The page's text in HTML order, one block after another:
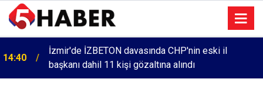
14:40
İzmir'de İZBETON davasında CHP'nin eski il
başkanı dahil 11 kişi gözaltına alındı